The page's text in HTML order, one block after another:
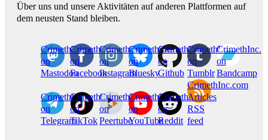
Über uns und unsere Aktivitäten auf anderen Plattformen auf
dem neusten Stand bleiben.
CrimethInc.
on
Mastodon
Crimethinc.
on
Facebook
Crimethinc.
on
Instagram
Crimethinc.
on
Bluesky
CrimethInc.
on
Github
CrimethInc.
on
Tumblr
CrimethInc.
on
Bandcamp
CrimethInc.
on
Telegram
Crimethinc.
on
TikTok
CrimethInc.
on
Peertube
CrimethInc.
on
YouTube
CrimethInc.
on
Reddit
CrimethInc.com
Articles
RSS
feed